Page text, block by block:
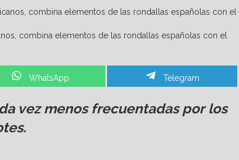
combina elementos de las rondallas españolas con el
Share
on
WhatsApp
Share
on
Telegram
vez menos frecuentadas por los